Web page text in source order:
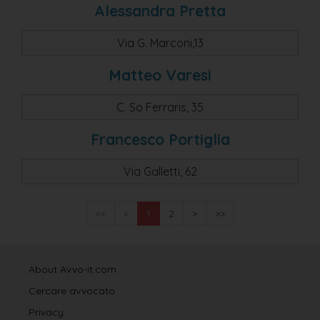
Alessandra Pretta
Via G. Marconi,13
Matteo Varesi
C. So Ferraris, 35
Francesco Portiglia
Via Galletti, 62
1 2 > >>
About Avvo-it.com
Cercare avvocato
Privacy